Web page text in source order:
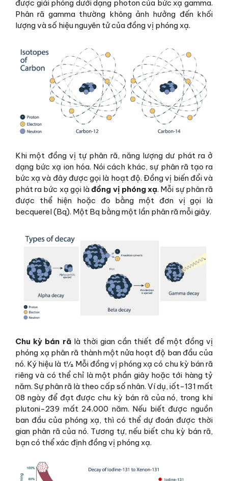
được giải phóng dưới dạng photon của bức xạ gamma.
Phân rã gamma thường không ảnh hưởng đến khối
lượng và số hiệu nguyên tử của đồng vị phóng xạ.
Khi một đồng vị tự phân rã, năng lượng dư phát ra ở
dạng bức xạ ion hóa. Nói cách khác, sự phân rã tạo ra
bức xạ và đây được gọi là hoạt độ. Đồng vị biến đổi và
phát ra bức xạ gọi làđồng vị phóng xạ. Mỗi sự phân rã
được thể hiện hoặc đo bằng một đơn vị gọi là
becquerel (Bq). Một Bq bằng một lần phân rã mỗi giây.
Chu kỳ bán rãlà thời gian cần thiết để một đồng vị
phóng xạ phân rã thành một nửa hoạt độ ban đầu của
nó. Ký hiệu là t½. Mỗi đồng vị phóng xạ có chu kỳ bán rã
riêng và có thể chỉ là một phần giây hoặc tới hàng tỷ
năm. Sự phân rã là theo cấp số nhân. Ví dụ, iốt-131 mất
08 ngày để đạt được chu kỳ bán rã của nó, trong khi
plutoni-239 mất 24.000 năm. Nếu biết được nguồn
ban đầu của phóng xạ, thì có thể dự đoán được thời
gian phân rã của nó. Tương tự, nếu biết chu kỳ bán rã,
bạn có thể xác định đồng vị phóng xạ.